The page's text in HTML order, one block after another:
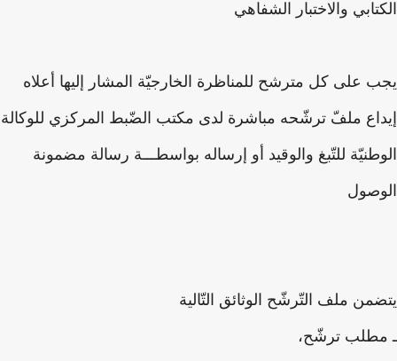
والاختبار الشفاهي
على كل مترشح للمناظرة الخارجيّة المشار إليها أعلاه
ملفّ ترشّحه مباشرة لدى مكتب الضّبط المركزي للوكالة
للتّبغ والوقيد أو إرساله بواسطـــة رسالة مضمونة
ملف التّرشّح الوثائق التّالية
ترشّح،